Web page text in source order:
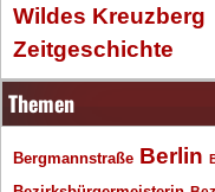
Wildes Kreuzberg
Zeitgeschichte
Themen
Bergmannstraße Berlin